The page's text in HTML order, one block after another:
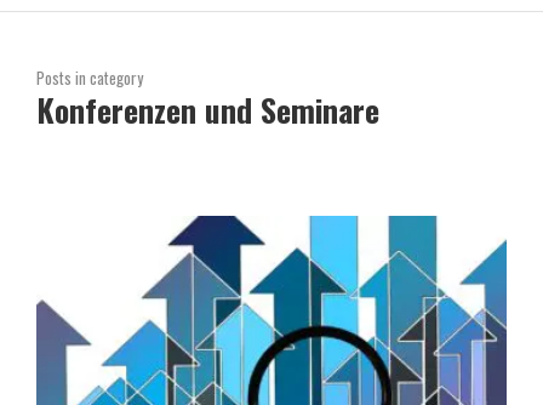
Posts in category
Konferenzen und Seminare